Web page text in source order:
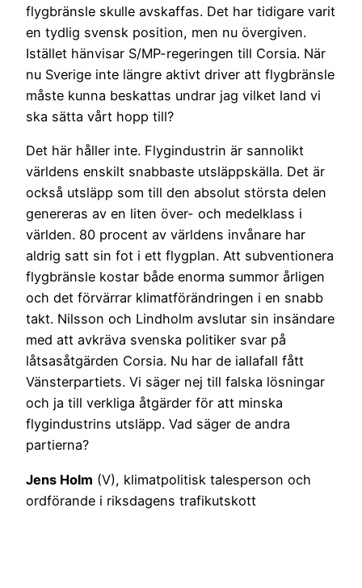
flygbränsle skulle avskaffas. Det har tidigare varit
en tydlig svensk position, men nu övergiven.
Istället hänvisar S/MP-regeringen till Corsia. När
nu Sverige inte längre aktivt driver att flygbränsle
måste kunna beskattas undrar jag vilket land vi
ska sätta vårt hopp till?
Det här håller inte. Flygindustrin är sannolikt
världens enskilt snabbaste utsläppskälla. Det är
också utsläpp som till den absolut största delen
genereras av en liten över- och medelklass i
världen. 80 procent av världens invånare har
aldrig satt sin fot i ett flygplan. Att subventionera
flygbränsle kostar både enorma summor årligen
och det förvärrar klimatförändringen i en snabb
takt. Nilsson och Lindholm avslutar sin insändare
med att avkräva svenska politiker svar på
låtsasåtgärden Corsia. Nu har de iallafall fått
Vänsterpartiets. Vi säger nej till falska lösningar
och ja till verkliga åtgärder för att minska
flygindustrins utsläpp. Vad säger de andra
partierna?
Jens Holm (V), klimatpolitisk talesperson och
ordförande i riksdagens trafikutskott